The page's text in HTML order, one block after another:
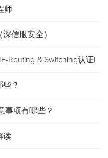
师
信服安全）
Routing & Switching认证|
？
事项有哪些？
读